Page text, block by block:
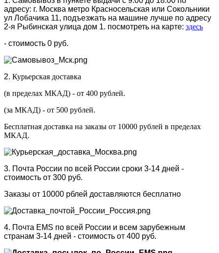
адресу: г. Москва метро Красносельская или Сокольники
ул Лобачика 11, подъезжать на машине лучше по адресу
2-я Рыбинская улица дом 1. посмотреть на карте: здесь
- стоимость 0 руб.
2. Курьерская доставка
(в пределах МКАД) - от 400 рублей.
(за МКАД) - от 500 рублей.
Бесплатная доставка на заказы от 10000 рублей в пределах
МКАД.
3. Почта России по всей России сроки 3-14 дней -
стоимость от 300 руб.
Заказы от 10000 рблей доставляются бесплатно
4. Почта EMS по всей России и всем зарубежным
странам 3-14 дней - стоимость от 400 руб.